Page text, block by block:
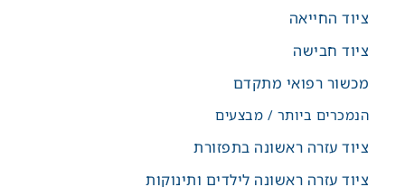
ציוד החייאה
ציוד חבישה
מכשור רפואי מתקדם
הנמכרים ביותר / מבצעים
ציוד עזרה ראשונה בתפזורת
ציוד עזרה ראשונה לילדים ותינוקות